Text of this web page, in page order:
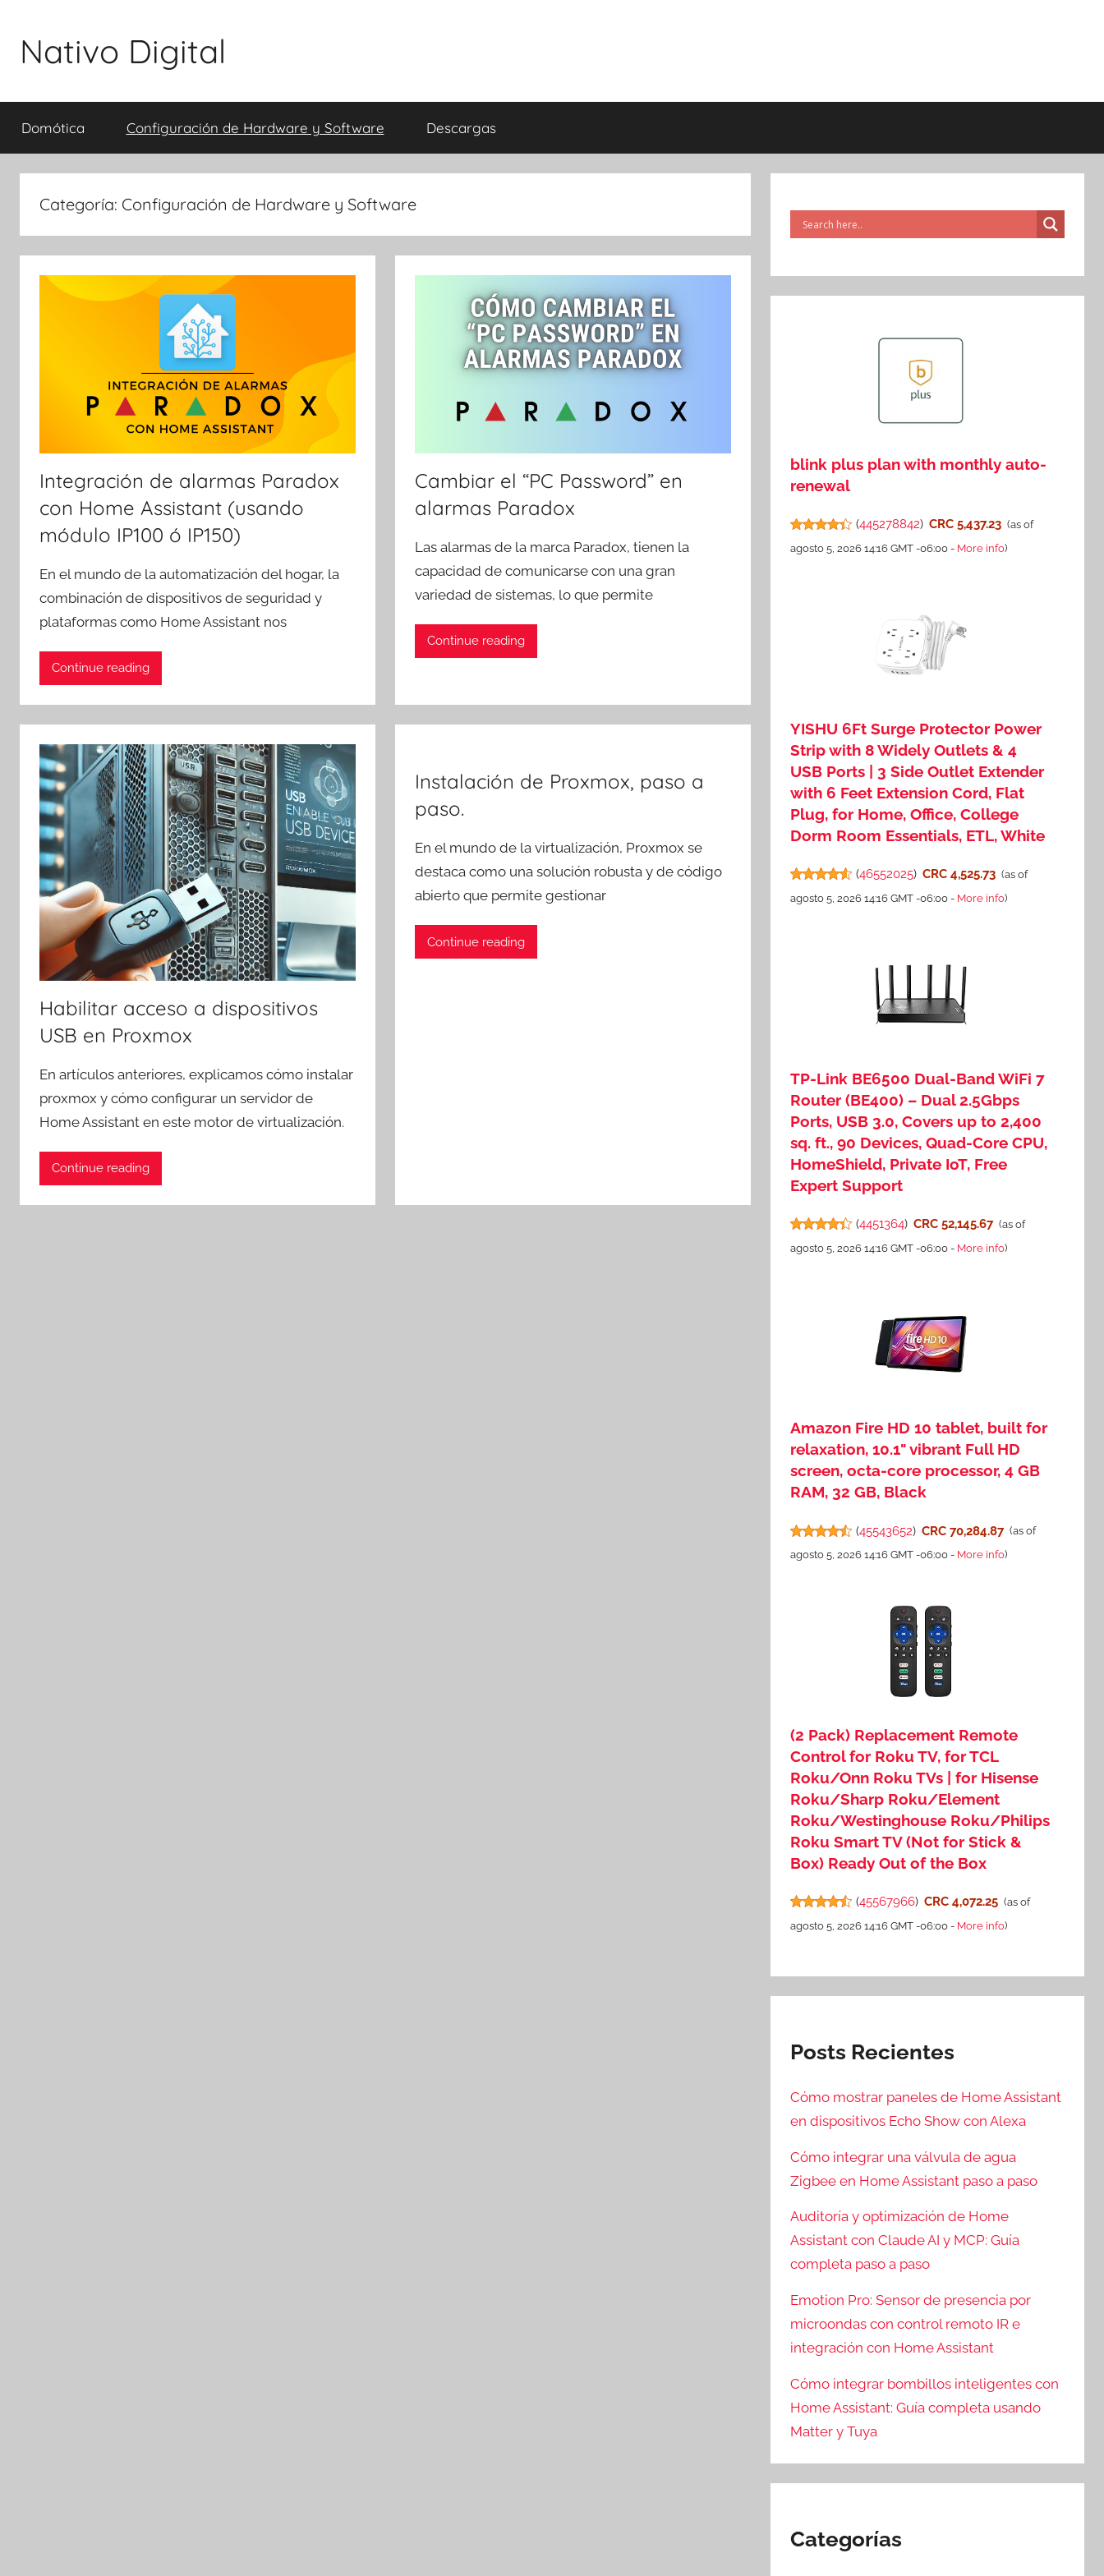
content
Nativo Digital
Domótica Configuración de Hardware y Software Descargas
Categoría: Configuración de Hardware y Software
Integración de alarmas Paradox
con Home Assistant (usando
módulo IP100 ó IP150)
En el mundo de la automatización del hogar, la
combinación de dispositivos de seguridad y
plataformas como Home Assistant nos
Continue reading
Cambiar el “PC Password” en
alarmas Paradox
Las alarmas de la marca Paradox, tienen la
capacidad de comunicarse con una gran
variedad de sistemas, lo que permite
Continue reading
Habilitar acceso a dispositivos
USB en Proxmox
En artículos anteriores, explicamos cómo instalar
proxmox y cómo configurar un servidor de
Home Assistant en este motor de virtualización.
Continue reading
Instalación de Proxmox, paso a
paso.
En el mundo de la virtualización, Proxmox se
destaca como una solución robusta y de código
abierto que permite gestionar
Continue reading
blink plus plan with monthly auto-
renewal
(445278842) CRC 5,437.23 (as of
agosto 5, 2026 14:16 GMT -06:00 - More info)
YISHU 6Ft Surge Protector Power
Strip with 8 Widely Outlets & 4
USB Ports | 3 Side Outlet Extender
with 6 Feet Extension Cord, Flat
Plug, for Home, Office, College
Dorm Room Essentials, ETL, White
(46552025) CRC 4,525.73 (as of
agosto 5, 2026 14:16 GMT -06:00 - More info)
TP-Link BE6500 Dual-Band WiFi 7
Router (BE400) – Dual 2.5Gbps
Ports, USB 3.0, Covers up to 2,400
sq. ft., 90 Devices, Quad-Core CPU,
HomeShield, Private IoT, Free
Expert Support
(4451364) CRC 52,145.67 (as of
agosto 5, 2026 14:16 GMT -06:00 - More info)
Amazon Fire HD 10 tablet, built for
relaxation, 10.1" vibrant Full HD
screen, octa-core processor, 4 GB
RAM, 32 GB, Black
(45543652) CRC 70,284.87 (as of
agosto 5, 2026 14:16 GMT -06:00 - More info)
(2 Pack) Replacement Remote
Control for Roku TV, for TCL
Roku/Onn Roku TVs | for Hisense
Roku/Sharp Roku/Element
Roku/Westinghouse Roku/Philips
Roku Smart TV (Not for Stick &
Box) Ready Out of the Box
(45567966) CRC 4,072.25 (as of
agosto 5, 2026 14:16 GMT -06:00 - More info)
Posts Recientes
Cómo mostrar paneles de Home Assistant
en dispositivos Echo Show con Alexa
Cómo integrar una válvula de agua
Zigbee en Home Assistant paso a paso
Auditoría y optimización de Home
Assistant con Claude AI y MCP: Guía
completa paso a paso
Emotion Pro: Sensor de presencia por
microondas con control remoto IR e
integración con Home Assistant
Cómo integrar bombillos inteligentes con
Home Assistant: Guía completa usando
Matter y Tuya
Categorías